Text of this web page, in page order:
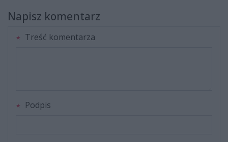
Napisz komentarz
Treść komentarza
Podpis